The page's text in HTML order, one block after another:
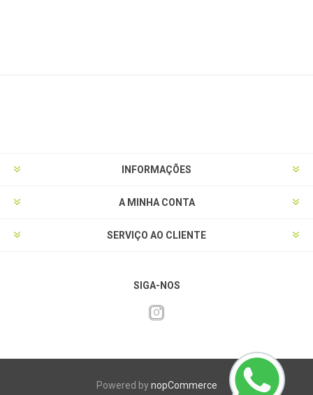
INFORMAÇÕES
A MINHA CONTA
SERVIÇO AO CLIENTE
SIGA-NOS
Powered bynopCommerce